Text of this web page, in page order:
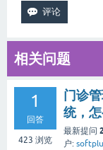
相关问题
1
回答
423 浏览
门诊
统，
最新提问
户: